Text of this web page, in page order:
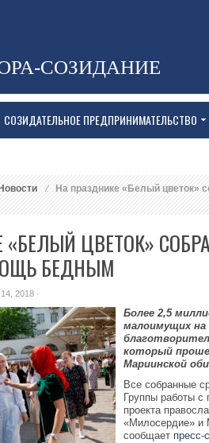
СОЗИДАНИЕ
СОЗИДАТЕЛЬНОЕ ПРЕДПРИНИМАТЕЛЬСТВО
Новости
На празднике «Белый цветок»
«БЕЛЫЙ ЦВЕТОК»
БЕДНЫМ
2018 ·
Более 2,5
малоимущих на
который
Мариинской
Все собранные
Группы работы с
проекта
«Милосердие» и
сообщает пресс-